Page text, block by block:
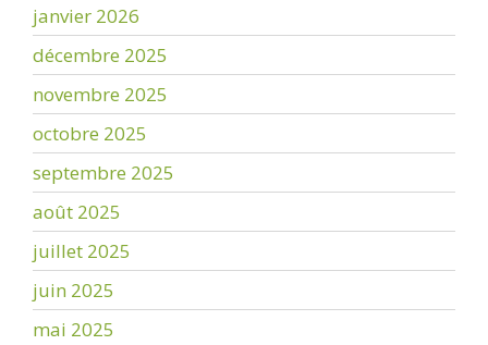
janvier 2026
décembre 2025
novembre 2025
octobre 2025
septembre 2025
août 2025
juillet 2025
juin 2025
mai 2025